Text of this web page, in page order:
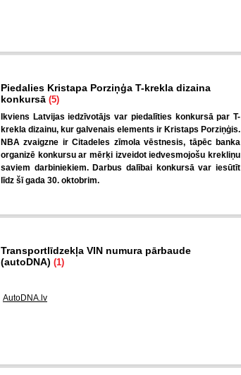
Piedalies Kristapa Porziņģa T-krekla dizaina
konkursā (5)
Ikviens Latvijas iedzīvotājs var piedalīties konkursā par T-
krekla dizainu, kur galvenais elements ir Kristaps Porziņģis.
NBA zvaigzne ir Citadeles zīmola vēstnesis, tāpēc banka
organizē konkursu ar mērķi izveidot iedvesmojošu krekliņu
saviem darbiniekiem. Darbus dalībai konkursā var iesūtīt
līdz šī gada 30. oktobrim.
Transportlīdzekļa VIN numura pārbaude
(autoDNA) (1)
AutoDNA.lv